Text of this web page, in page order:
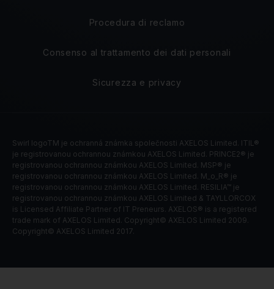
Procedura di reclamo
Consenso al trattamento dei dati personali
Sicurezza e privacy
Swirl logoTM je ochranná známka společnosti AXELOS Limited. ITIL®
je registrovanou ochrannou známkou AXELOS Limited. PRINCE2® je
registrovanou ochrannou známkou AXELOS Limited. MSP® je
registrovanou ochrannou známkou AXELOS Limited. M_o_R® je
registrovanou ochrannou známkou AXELOS Limited. RESILIA™ je
registrovanou ochrannou známkou AXELOS Limited & TAYLLORCOX
is Licensed Affiliate Partner of IT Preneurs. AXELOS® is a registered
trade mark of AXELOS Limited. Copyright© AXELOS Limited 2009.
Copyright© AXELOS Limited 2017.